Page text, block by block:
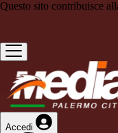
Questo sito contribuisce
Accedi